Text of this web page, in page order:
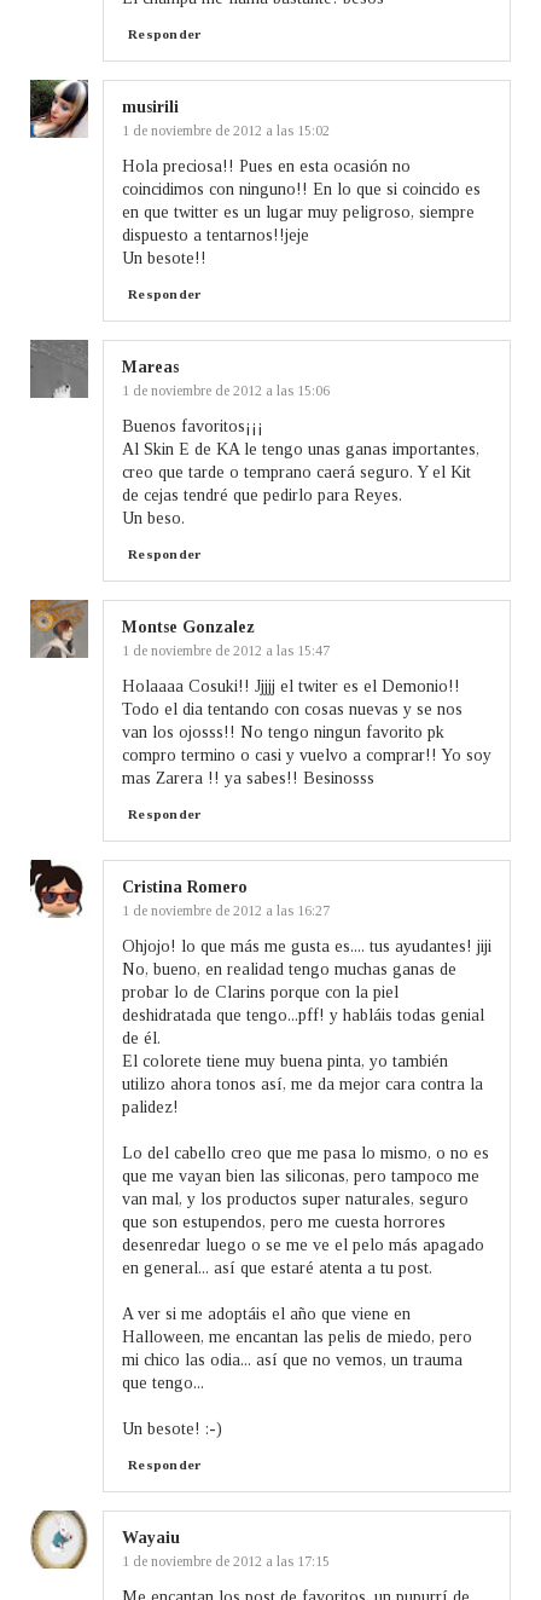
Responder
musirili
1 de noviembre de 2012 a las 15:02
Hola preciosa!! Pues en esta ocasión no
coincidimos con ninguno!! En lo que si coincido es
en que twitter es un lugar muy peligroso, siempre
dispuesto a tentarnos!!jeje
Un besote!!
Responder
Mareas
1 de noviembre de 2012 a las 15:06
Buenos favoritos¡¡¡
Al Skin E de KA le tengo unas ganas importantes,
creo que tarde o temprano caerá seguro. Y el Kit
de cejas tendré que pedirlo para Reyes.
Un beso.
Responder
Montse Gonzalez
1 de noviembre de 2012 a las 15:47
Holaaaa Cosuki!! Jjjjj el twiter es el Demonio!!
Todo el dia tentando con cosas nuevas y se nos
van los ojosss!! No tengo ningun favorito pk
compro termino o casi y vuelvo a comprar!! Yo soy
mas Zarera !! ya sabes!! Besinosss
Responder
Cristina Romero
1 de noviembre de 2012 a las 16:27
Ohjojo! lo que más me gusta es.... tus ayudantes! jiji
No, bueno, en realidad tengo muchas ganas de
probar lo de Clarins porque con la piel
deshidratada que tengo...pff! y habláis todas genial
de él.
El colorete tiene muy buena pinta, yo también
utilizo ahora tonos así, me da mejor cara contra la
palidez!
Lo del cabello creo que me pasa lo mismo, o no es
que me vayan bien las siliconas, pero tampoco me
van mal, y los productos super naturales, seguro
que son estupendos, pero me cuesta horrores
desenredar luego o se me ve el pelo más apagado
en general... así que estaré atenta a tu post.
A ver si me adoptáis el año que viene en
Halloween, me encantan las pelis de miedo, pero
mi chico las odia... así que no vemos, un trauma
que tengo...
Un besote! :-)
Responder
Wayaiu
1 de noviembre de 2012 a las 17:15